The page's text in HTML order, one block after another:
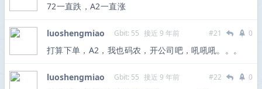
72一直跌，A2一直涨
luoshengmiao Gbit: 55 接近 9 年前 #21 0
打算下单，A2，我也码农，开公司吧，吼吼吼。。。
luoshengmiao Gbit: 55 接近 9 年前 #22 0